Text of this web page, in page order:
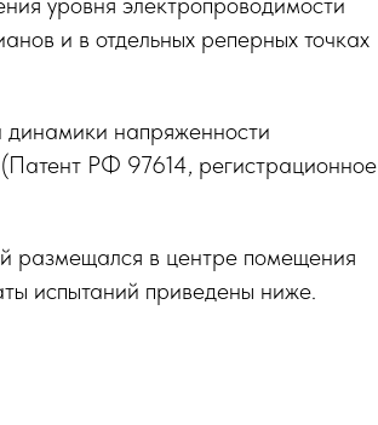
и в отдельных реперных точках
напряженности
РФ 97614, регистрационное
в центре помещения
испытаний приведены ниже.